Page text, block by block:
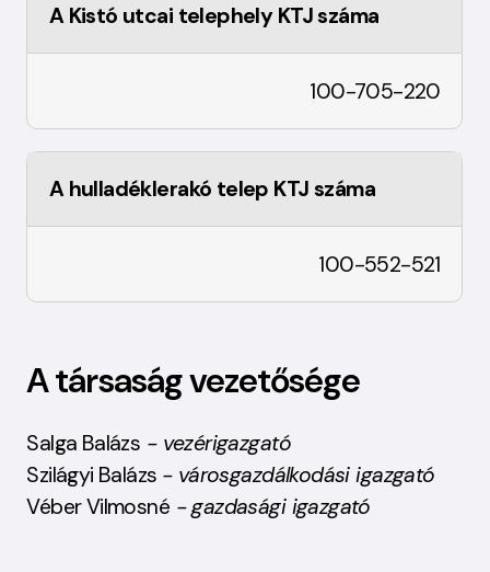
A Kistó utcai telephely KTJ száma
100-705-220
A hulladéklerakó telep KTJ száma
100-552-521
A társaság vezetősége
Salga Balázs - vezérigazgató
Szilágyi Balázs - városgazdálkodási igazgató
Véber Vilmosné - gazdasági igazgató